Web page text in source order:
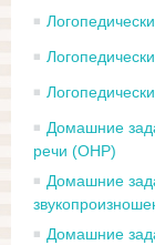
Домашние
речи (ОНР)
Домашние
Домашние